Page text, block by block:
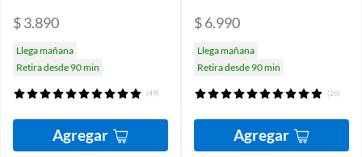
$ 3.890
Llega mañana
Retira desde 90 min
(49)
Agregar
$ 6.990
Llega mañana
Retira desde 90 min
(26)
Agregar